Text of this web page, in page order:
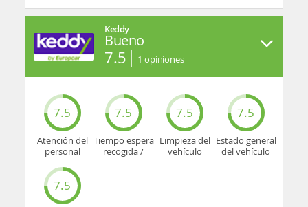
oficina
Keddy
Bueno
7.5 1 opiniones
7.5
Atención del
personal
7.5
Tiempo espera
recogida /
7.5
Limpieza del
vehículo
7.5
Estado general
del vehículo
7.5